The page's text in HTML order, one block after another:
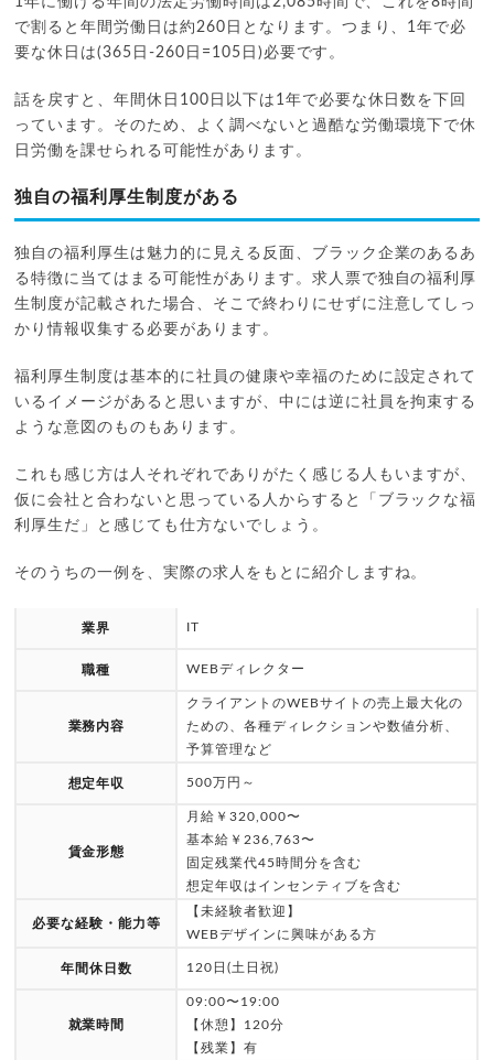
で割ると年間労働日は約260日となります。つまり、1年で必
要な休日は(365日-260日=105日)必要です。
話を戻すと、年間休日100日以下は1年で必要な休日数を下回
っています。そのため、よく調べないと過酷な労働環境下で休
日労働を課せられる可能性があります。
独自の福利厚生制度がある
独自の福利厚生は魅力的に見える反面、ブラック企業のあるあ
る特徴に当てはまる可能性があります。求人票で独自の福利厚
生制度が記載された場合、そこで終わりにせずに注意してしっ
かり情報収集する必要があります。
福利厚生制度は基本的に社員の健康や幸福のために設定されて
いるイメージがあると思いますが、中には逆に社員を拘束する
ような意図のものもあります。
これも感じ方は人それぞれでありがたく感じる人もいますが、
仮に会社と合わないと思っている人からすると「ブラックな福
利厚生だ」と感じても仕方ないでしょう。
そのうちの一例を、実際の求人をもとに紹介しますね。
業界 IT
職種 WEBディレクター
業務内容
クライアントのWEBサイトの売上最大化の
ための、各種ディレクションや数値分析、
予算管理など
想定年収 500万円～
賃金形態
月給￥320,000〜
基本給￥236,763〜
固定残業代45時間分を含む
想定年収はインセンティブを含む
必要な経験・能力等
【未経験者歓迎】
WEBデザインに興味がある方
年間休日数 120日(土日祝)
就業時間
09:00〜19:00
【休憩】120分
【残業】有